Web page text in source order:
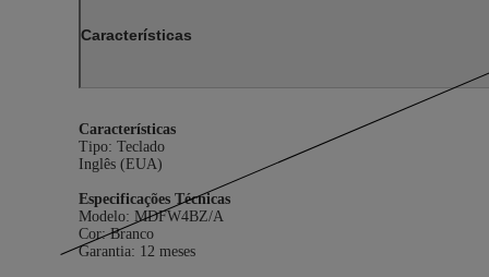
Características
Características
Tipo: Teclado
Inglês (EUA)
Especificações Técnicas
Modelo: MDFW4BZ/A
Cor: Branco
Garantia: 12 meses